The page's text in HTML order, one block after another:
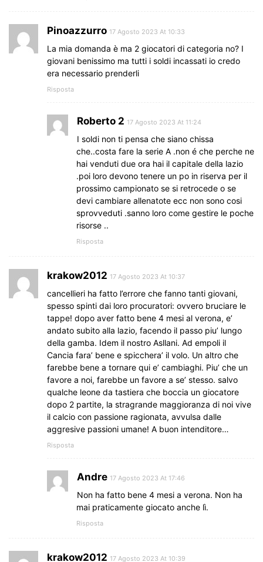
Pinoazzurro 17 Agosto 2023 At 10:33
La mia domanda è ma 2 giocatori di categoria no? I
giovani benissimo ma tutti i soldi incassati io credo
era necessario prenderli
Risposta
Roberto 2 17 Agosto 2023 At 11:24
I soldi non ti pensa che siano chissa
che..costa fare la serie A .non é che perche ne
hai venduti due ora hai il capitale della lazio
.poi loro devono tenere un po in riserva per il
prossimo campionato se si retrocede o se
devi cambiare allenatote ecc non sono cosi
sprovveduti .sanno loro come gestire le poche
risorse ..
Risposta
krakow2012 17 Agosto 2023 At 10:37
cancellieri ha fatto l’errore che fanno tanti giovani,
spesso spinti dai loro procuratori: ovvero bruciare le
tappe! dopo aver fatto bene 4 mesi al verona, e’
andato subito alla lazio, facendo il passo piu’ lungo
della gamba. Idem il nostro Asllani. Ad empoli il
Cancia fara’ bene e spicchera’ il volo. Un altro che
farebbe bene a tornare qui e’ cambiaghi. Piu’ che un
favore a noi, farebbe un favore a se’ stesso. salvo
qualche leone da tastiera che boccia un giocatore
dopo 2 partite, la stragrande maggioranza di noi vive
il calcio con passione ragionata, avvulsa dalle
aggresive passioni umane! A buon intenditore…
Risposta
Andre 17 Agosto 2023 At 17:46
Non ha fatto bene 4 mesi a verona. Non ha
mai praticamente giocato anche lì.
Risposta
krakow2012 17 Agosto 2023 At 10:39